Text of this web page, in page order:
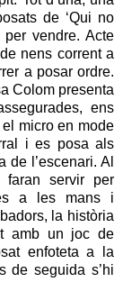
de ‘Qui no
vendre. Acte
nens corrent a
a posar ordre.
Colom presenta
ens
micro en mode
i es posa als
de l’escenari. Al
faran servir per
a les mans i
la història
amb un joc de
enfoteta a la
de seguida s’hi